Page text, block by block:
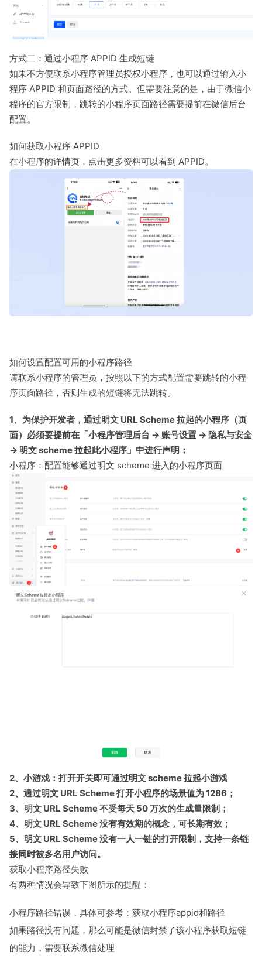
方式二：通过小程序 APPID 生成短链
如果不方便联系小程序管理员授权小程序，也可以通过输入小
程序 APPID 和页面路径的方式。但需要注意的是，由于微信小
程序的官方限制，跳转的小程序页面路径需要提前在微信后台
配置。
如何获取小程序 APPID
在小程序的详情页，点击更多资料可以看到 APPID。
如何设置配置可用的小程序路径
请联系小程序的管理员，按照以下的方式配置需要跳转的小程
序页面路径，否则生成的短链将无法跳转。
1、为保护开发者，通过明文 URL Scheme 拉起的小程序（页
面）必须要提前在「小程序管理后台 -> 账号设置 -> 隐私与安全
-> 明文 scheme 拉起此小程序」中进行声明；
小程序：配置能够通过明文 scheme 进入的小程序页面
2、小游戏：打开开关即可通过明文 scheme 拉起小游戏
2、通过明文 URL Scheme 打开小程序的场景值为 1286；
3、明文 URL Scheme 不受每天 50 万次的生成量限制；
4、明文 URL Scheme 没有有效期的概念，可长期有效；
5、明文 URL Scheme 没有一人一链的打开限制，支持一条链
接同时被多名用户访问。
获取小程序路径失败
有两种情况会导致下图所示的提醒：
小程序路径错误，具体可参考：获取小程序appid和路径
如果路径没有问题，那么可能是微信封禁了该小程序获取短链
的能力，需要联系微信处理